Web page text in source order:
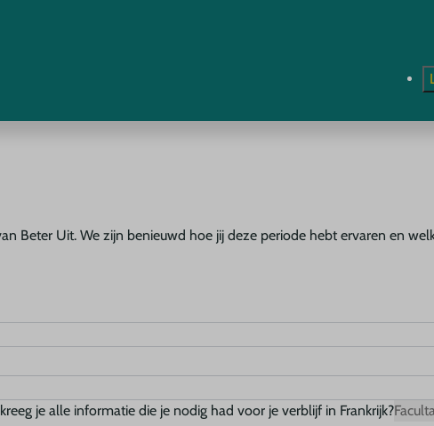
Beter Uit. We zijn benieuwd hoe jij deze periode hebt ervaren en
je alle informatie die je nodig had voor je verblijf in Frankrijk?